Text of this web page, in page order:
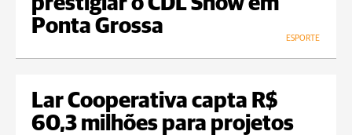
Ponta Grossa
ESPORTE
Lar Cooperativa capta R$
60,3 milhões para projetos